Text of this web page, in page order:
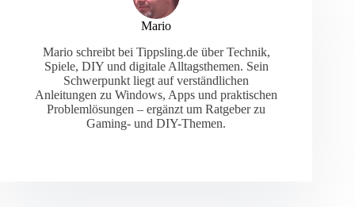
Mario
Mario schreibt bei Tippsling.de über Technik,
Spiele, DIY und digitale Alltagsthemen. Sein
Schwerpunkt liegt auf verständlichen
Anleitungen zu Windows, Apps und praktischen
Problemlösungen – ergänzt um Ratgeber zu
Gaming- und DIY-Themen.